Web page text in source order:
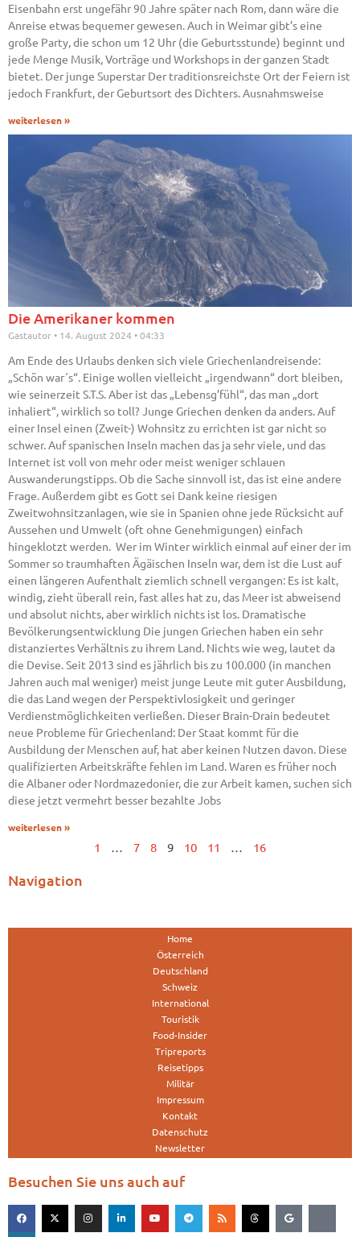
Eisenbahn erst ungefähr 90 Jahre später nach Rom, dann wäre die
Anreise etwas bequemer gewesen. Auch in Weimar gibt’s eine
große Party, die schon um 12 Uhr (die Geburtsstunde) beginnt und
jede Menge Musik, Vorträge und Workshops in der ganzen Stadt
bietet. Der junge Superstar Der traditionsreichste Ort der Feiern ist
jedoch Frankfurt, der Geburtsort des Dichters. Ausnahmsweise
weiterlesen »
Die Amerikaner kommen
Gastautor 14. August 2024 04:33
Am Ende des Urlaubs denken sich viele Griechenlandreisende:
„Schön war´s“. Einige wollen vielleicht „irgendwann“ dort bleiben,
wie seinerzeit S.T.S. Aber ist das „Lebensg’fühl“, das man „dort
inhaliert“, wirklich so toll? Junge Griechen denken da anders. Auf
einer Insel einen (Zweit-) Wohnsitz zu errichten ist gar nicht so
schwer. Auf spanischen Inseln machen das ja sehr viele, und das
Internet ist voll von mehr oder meist weniger schlauen
Auswanderungstipps. Ob die Sache sinnvoll ist, das ist eine andere
Frage. Außerdem gibt es Gott sei Dank keine riesigen
Zweitwohnsitzanlagen, wie sie in Spanien ohne jede Rücksicht auf
Aussehen und Umwelt (oft ohne Genehmigungen) einfach
hingeklotzt werden. Wer im Winter wirklich einmal auf einer der im
Sommer so traumhaften Ägäischen Inseln war, dem ist die Lust auf
einen längeren Aufenthalt ziemlich schnell vergangen: Es ist kalt,
windig, zieht überall rein, fast alles hat zu, das Meer ist abweisend
und absolut nichts, aber wirklich nichts ist los. Dramatische
Bevölkerungsentwicklung Die jungen Griechen haben ein sehr
distanziertes Verhältnis zu ihrem Land. Nichts wie weg, lautet da
die Devise. Seit 2013 sind es jährlich bis zu 100.000 (in manchen
Jahren auch mal weniger) meist junge Leute mit guter Ausbildung,
die das Land wegen der Perspektivlosigkeit und geringer
Verdienstmöglichkeiten verließen. Dieser Brain-Drain bedeutet
neue Probleme für Griechenland: Der Staat kommt für die
Ausbildung der Menschen auf, hat aber keinen Nutzen davon. Diese
qualifizierten Arbeitskräfte fehlen im Land. Waren es früher noch
die Albaner oder Nordmazedonier, die zur Arbeit kamen, suchen sich
diese jetzt vermehrt besser bezahlte Jobs
weiterlesen »
1 … 7 8 9 10 11 … 16
Navigation
Home
Österreich
Deutschland
Schweiz
International
Touristik
Food-Insider
Tripreports
Reisetipps
Militär
Impressum
Kontakt
Datenschutz
Newsletter
Besuchen Sie uns auch auf